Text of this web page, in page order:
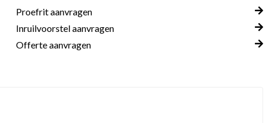
Proefrit aanvragen
Inruilvoorstel aanvragen
Offerte aanvragen